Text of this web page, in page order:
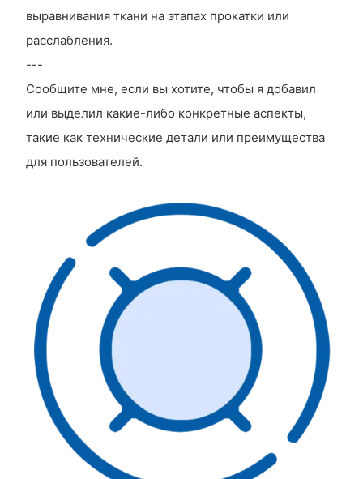
выравнивания ткани на этапах прокатки или
расслабления.
---
Сообщите мне, если вы хотите, чтобы я добавил
или выделил какие-либо конкретные аспекты,
такие как технические детали или преимущества
для пользователей.